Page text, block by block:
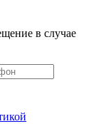
в случае